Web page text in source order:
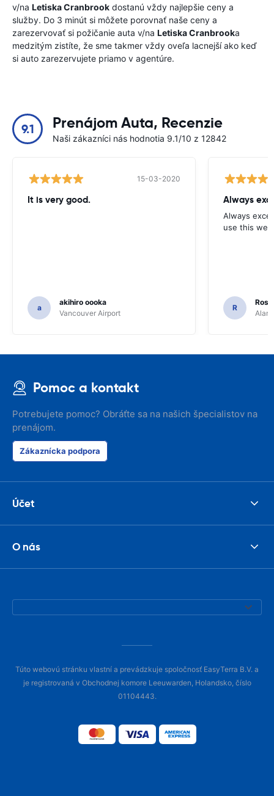
v/na Letiska Cranbrook dostanú vždy najlepšie ceny a
služby. Do 3 minút si môžete porovnať naše ceny a
zarezervovať si požičanie auta v/na Letiska Cranbrooka
medzitým zistíte, že sme takmer vždy oveľa lacnejší ako keď
si auto zarezervujete priamo v agentúre.
9.1 Prenájom Auta, Recenzie
Naši zákazníci nás hodnotia 9.1/10 z 12842
15-03-2020
It is very good.
a
akihiro oooka
Vancouver Airport
Always
Always
use this
R
Pomoc a kontakt
Potrebujete pomoc? Obráťte sa na našich špecialistov na
prenájom.
Zákaznícka podpora
Účet
O nás
Túto webovú stránku vlastní a prevádzkuje spoločnosť EasyTerra B.V. a
je registrovaná v Obchodnej komore Leeuwarden, Holandsko, číslo
01104443.